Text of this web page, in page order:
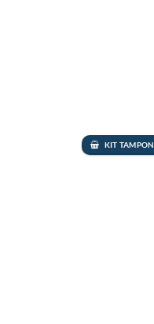
KIT TAMPON